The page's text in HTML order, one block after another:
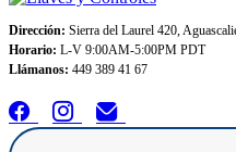
Dirección: Sierra del Laurel 420,
Horario: L-V 9:00AM-5:00PM PDT
Llámanos: 449 389 41 67